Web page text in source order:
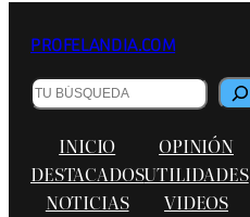
PROFELANDIA.COM
Buscar
INICIO
DESTACADOS
NOTICIAS
OPINIÓN
UTILIDADES
VIDEOS